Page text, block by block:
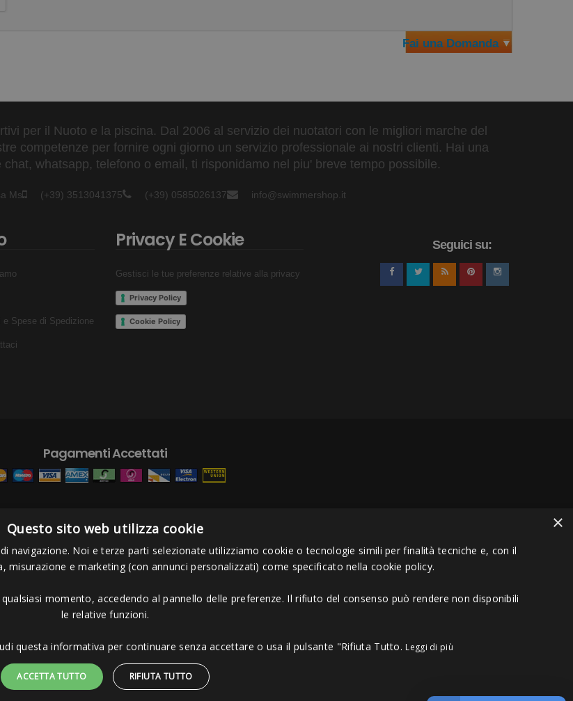
Fai una Domanda
per il Nuoto e la piscina. Dal 2006 al servizio dei nuotatori con le migliori marche del
competenze per fornire ogni giorno un servizio professionale ai nostri clienti. Hai una
whatsapp, telefono o email, ti risponidamo nel piu' breve tempo possibile.
Ms (+39) 3513041375 (+39) 0585026137 info@swimmershop.it
e Spese di Spedizione
Privacy E Cookie
Gestisci le tue preferenze relative alla privacy
Privacy Policy
Cookie Policy
Seguici su:
Pagamenti Accettati
- Via Bordigona, 5 - 54100 Massa MS - Tel 0585026137 - P.IVA 01151030457 - REA MS 117168
×
Questo sito web utilizza cookie
navigazione. Noi e terze parti selezionate utilizziamo cookie o tecnologie simili per finalità tecniche e, con il
misurazione e marketing (con annunci personalizzati) come specificato nella cookie policy.
momento, accedendo al pannello delle preferenze. Il rifiuto del consenso può rendere non disponibili
le relative funzioni.
questa informativa per continuare senza accettare o usa il pulsante "Rifiuta Tutto. Leggi di più
ACCETTA TUTTO RIFIUTA TUTTO